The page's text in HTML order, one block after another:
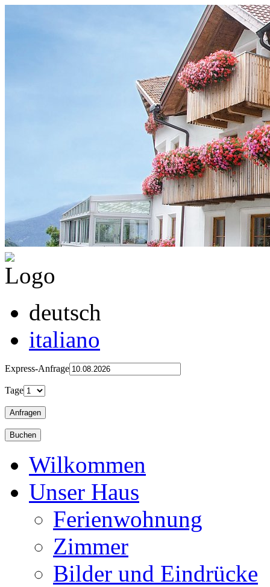
deutsch
italiano
Express-Anfrage
Tage
Wilkommen
Unser Haus
Ferienwohnung
Zimmer
Bilder und Eindrücke